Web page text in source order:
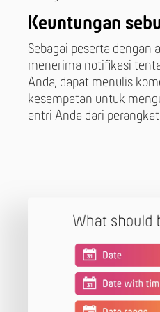
Keuntungan
Sebagai peserta dengan
menerima notifikasi
Anda, dapat menulis
kesempatan untuk
entri Anda dari